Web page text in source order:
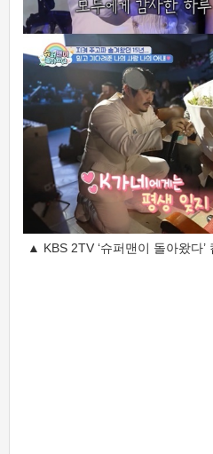
▲ KBS 2TV ‘슈퍼맨이 돌아왔다’